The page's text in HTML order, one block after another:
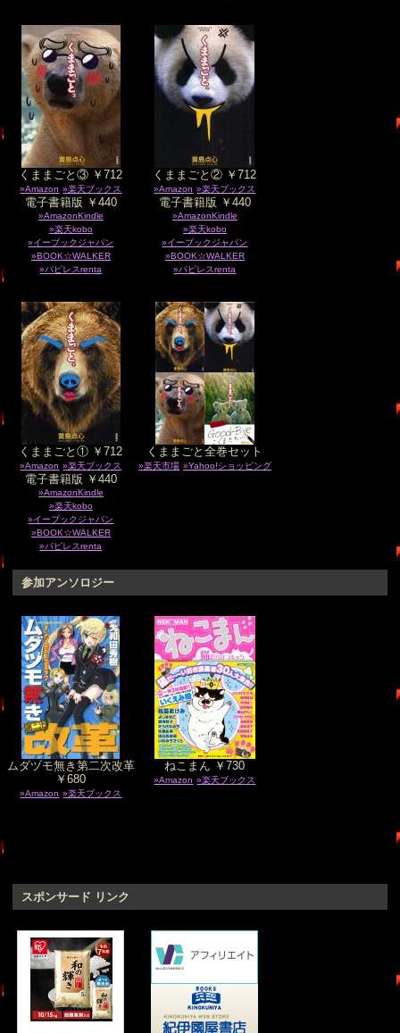
くままごと③ ￥712
»Amazon »楽天ブックス
電子書籍版 ￥440
»AmazonKindle
»楽天kobo
»イーブックジャパン
»BOOK☆WALKER
»パピレスrenta
くままごと② ￥712
»Amazon »楽天ブックス
電子書籍版 ￥440
»AmazonKindle
»楽天kobo
»イーブックジャパン
»BOOK☆WALKER
»パピレスrenta
くままごと① ￥712
»Amazon »楽天ブックス
電子書籍版 ￥440
»AmazonKindle
»楽天kobo
»イーブックジャパン
»BOOK☆WALKER
»パピレスrenta
くままごと全巻セット
»楽天市場 »Yahoo!ショッピング
参加アンソロジー
ムダヅモ無き第二次改革
￥680
»Amazon »楽天ブックス
ねこまん ￥730
»Amazon »楽天ブックス
スポンサード リンク